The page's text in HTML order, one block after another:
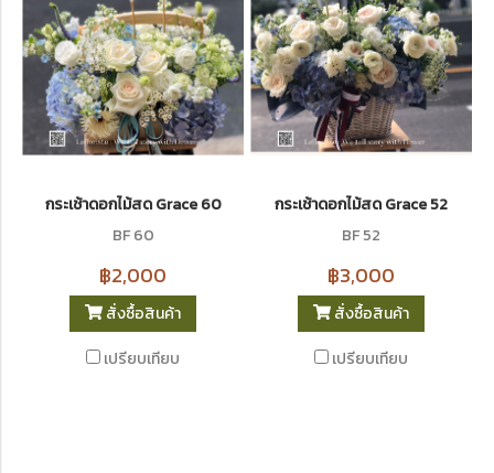
กระเช้าดอกไม้สด Grace 60
BF 60
฿2,000
สั่งซื้อสินค้า
เปรียบเทียบ
กระเช้าดอกไม้สด Grace 52
BF 52
฿3,000
สั่งซื้อสินค้า
เปรียบเทียบ